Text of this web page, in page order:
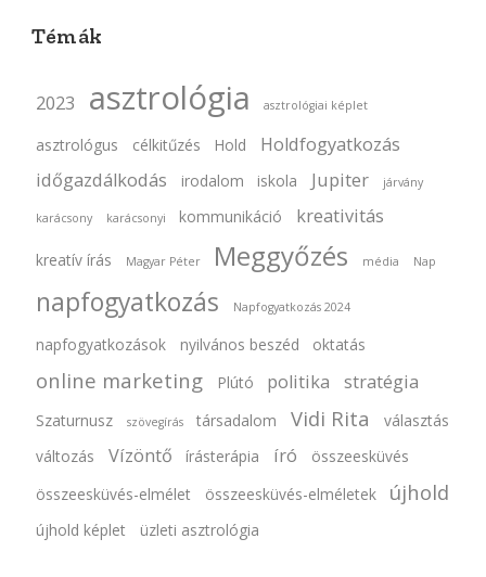
Témák
2023 asztrológia asztrológiai képlet
asztrológus célkitűzés Hold
Holdfogyatkozás
időgazdálkodás
irodalom iskola Jupiter járvány
karácsony karácsonyi kommunikáció kreativitás
kreatív írás Magyar Péter Meggyőzés média Nap
napfogyatkozás Napfogyatkozás 2024
napfogyatkozások nyilvános beszéd oktatás
online marketing Plútó politika stratégia
Szaturnusz szövegírás társadalom Vidi Rita
választás
változás
Vízöntő írásterápia író
összeesküvés
összeesküvés-elmélet
összeesküvés-elméletek újhold
újhold képlet üzleti asztrológia